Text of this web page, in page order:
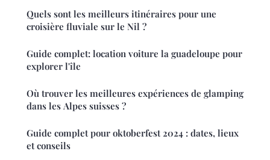
Quels sont les meilleurs itinéraires pour une
croisière fluviale sur le Nil ?
Guide complet: location voiture la guadeloupe pour
explorer l'île
Où trouver les meilleures expériences de glamping
dans les Alpes suisses ?
Guide complet pour oktoberfest 2024 : dates, lieux
et conseils